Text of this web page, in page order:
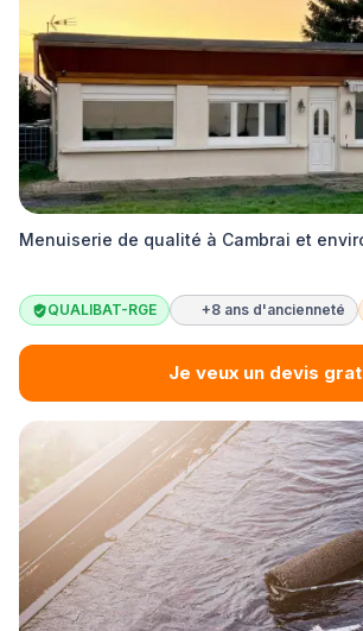
Menuiserie de qualité à Cambrai et
QUALIBAT-RGE +8 ans d'ancienneté
Je veux un devis